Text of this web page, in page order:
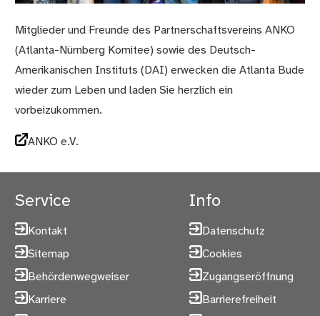
Mitglieder und Freunde des Partnerschaftsvereins ANKO
(Atlanta-Nürnberg Komitee) sowie des Deutsch-
Amerikanischen Instituts (DAI) erwecken die Atlanta Bude
wieder zum Leben und laden Sie herzlich ein
vorbeizukommen.
ANKO e.V.
Service
Kontakt
Sitemap
Behördenwegweiser
Karriere
Info
Datenschutz
Cookies
Zugangseröffnung
Barrierefreiheit